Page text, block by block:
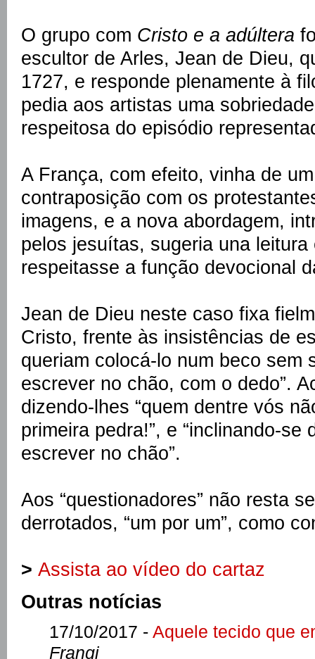
O grupo com Cristo e a adúltera
escultor de Arles, Jean de Dieu,
1727, e responde plenamente à
pedia aos artistas uma
respeitosa do episódio
A França, com efeito, vinha de
contraposição com os
imagens, e a nova abordagem,
pelos jesuítas, sugeria una
respeitasse a função devocional
Jean de Dieu neste caso fixa
Cristo, frente às insistências de
queriam colocá-lo num beco sem
escrever no chão, com o dedo”.
dizendo-lhes “quem dentre vós
primeira pedra!”, e “inclinando-se
escrever no chão”.
Aos “questionadores” não resta
derrotados, “um por um”, como
> Assista ao vídeo do cartaz
Outras notícias
17/10/2017 - Aquele tecido que
Frangi